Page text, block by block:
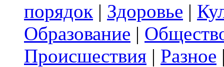
порядок | Здоровье |
Образование |
Происшествия | Разное